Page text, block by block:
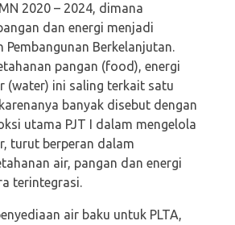
2020 – 2024, dimana
dan energi menjadi
Berkelanjutan.
pangan (food), energi
(water) ini saling terkait satu
banyak disebut dengan
utama PJT I dalam mengelola
turut berperan dalam
air, pangan dan energi
terintegrasi.
air baku untuk PLTA,